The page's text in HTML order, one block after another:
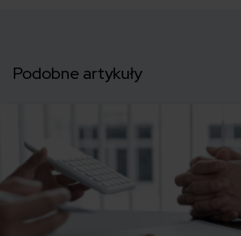
Podobne artykuły